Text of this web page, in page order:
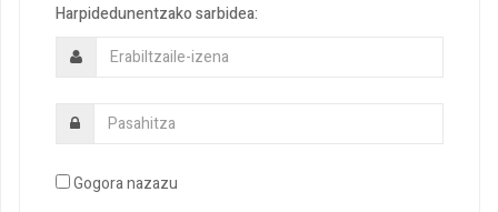
Harpidedunentzako sarbidea:
Gogora nazazu